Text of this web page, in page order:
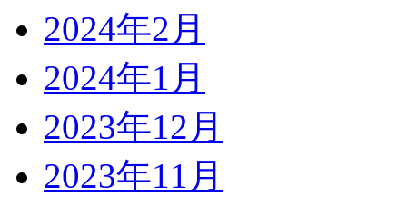
2024年2月
2024年1月
2023年12月
2023年11月